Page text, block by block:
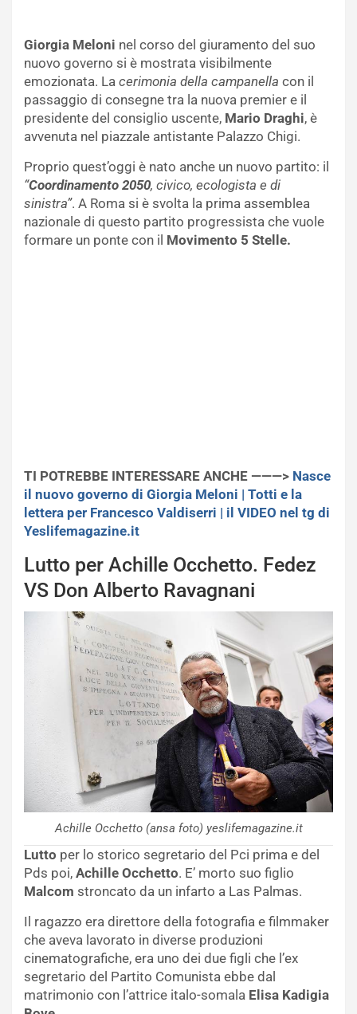
Giorgia Meloni nel corso del giuramento del suo
nuovo governo si è mostrata visibilmente
emozionata. La cerimonia della campanella con il
passaggio di consegne tra la nuova premier e il
presidente del consiglio uscente, Mario Draghi, è
avvenuta nel piazzale antistante Palazzo Chigi.
Proprio quest’oggi è nato anche un nuovo partito: il
“Coordinamento 2050, civico, ecologista e di
sinistra”. A Roma si è svolta la prima assemblea
nazionale di questo partito progressista che vuole
formare un ponte con il Movimento 5 Stelle.
TI POTREBBE INTERESSARE ANCHE ———> Nasce
il nuovo governo di Giorgia Meloni | Totti e la
lettera per Francesco Valdiserri | il VIDEO nel tg di
Yeslifemagazine.it
Lutto per Achille Occhetto. Fedez
VS Don Alberto Ravagnani
Achille Occhetto (ansa foto) yeslifemagazine.it
Lutto per lo storico segretario del Pci prima e del
Pds poi, Achille Occhetto. E’ morto suo figlio
Malcom stroncato da un infarto a Las Palmas.
Il ragazzo era direttore della fotografia e filmmaker
che aveva lavorato in diverse produzioni
cinematografiche, era uno dei due figli che l’ex
segretario del Partito Comunista ebbe dal
matrimonio con l’attrice italo-somala Elisa Kadigia